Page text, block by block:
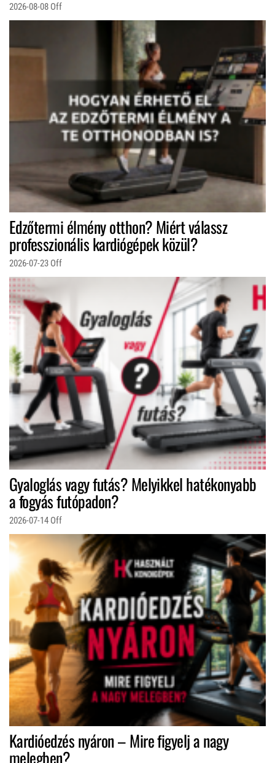
2026-08-08 Off
Edzőtermi élmény otthon? Miért válassz
professzionális kardiógépek közül?
2026-07-23 Off
Gyaloglás vagy futás? Melyikkel hatékonyabb
a fogyás futópadon?
2026-07-14 Off
Kardióedzés nyáron – Mire figyelj a nagy
melegben?